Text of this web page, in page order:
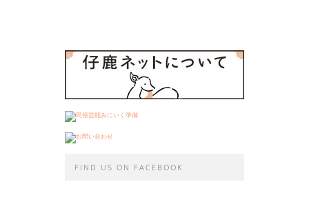
FIND US ON FACEBOOK